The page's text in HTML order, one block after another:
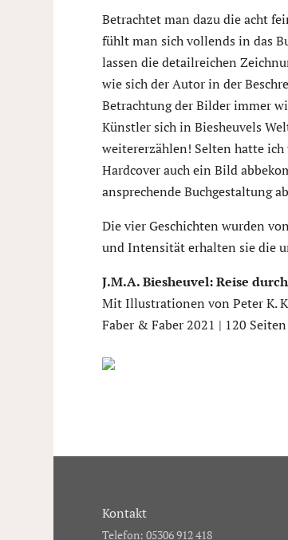
Betrachtet man dazu die acht
fühlt man sich vollends in das
lassen die detailreichen
wie sich der Autor in der
Betrachtung der Bilder immer
Künstler sich in Biesheuvels
weitererzählen! Selten hatte ich
Hardcover auch ein Bild
ansprechende Buchgestaltung
Die vier Geschichten wurden
und Intensität erhalten sie die
J.M.A. Biesheuvel: Reise
Mit Illustrationen von Peter K.
Faber & Faber 2021 | 120
Kontakt
Telefon: 05306 912 418